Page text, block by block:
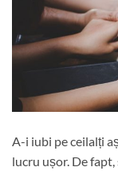
A-i iubi pe ceilalți
lucru ușor. De